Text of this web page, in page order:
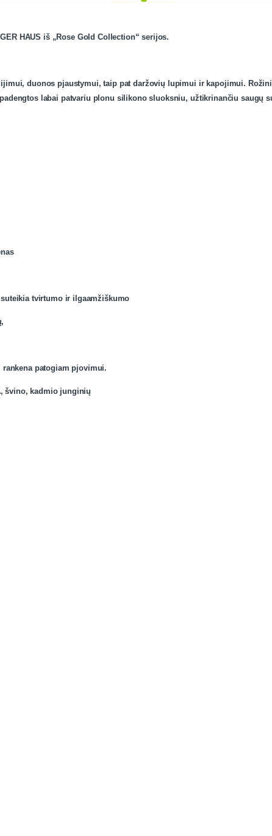
HAUS iš „Rose Gold Collection“ serijos.
duonos pjaustymui, taip pat daržovių lupimui ir kapojimui.
labai patvariu plonu silikono sluoksniu, užtikrinančiu saugų
tvirtumo ir ilgaamžiškumo
rankena patogiam pjovimui.
švino, kadmio junginių